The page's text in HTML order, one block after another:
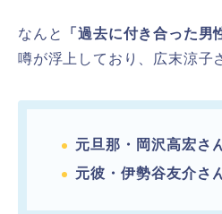
なんと 「過去に付き合った男
噂が浮上しており、広末涼子
元旦那・岡沢高宏さ
元彼・伊勢谷友介さ